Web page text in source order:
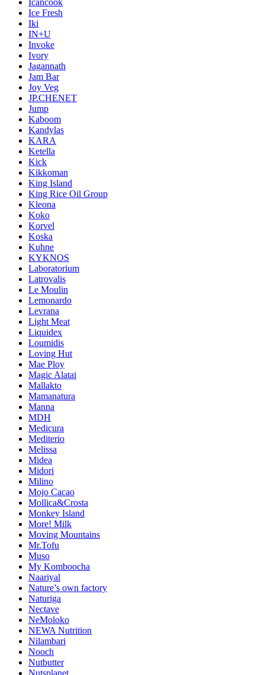
Icancook
Ice Fresh
Iki
IN+U
Invoke
Ivory
Jagannath
Jam Bar
Joy Veg
JP.CHENET
Jump
Kaboom
Kandylas
KARA
Ketella
Kick
Kikkoman
King Island
King Rice Oil Group
Kleona
Koko
Korvel
Koska
Kuhne
KYKNOS
Laboratorium
Latrovalis
Le Moulin
Lemonardo
Levrana
Light Meat
Liquidex
Loumidis
Loving Hut
Mae Ploy
Magic Alatai
Mallakto
Mamanatura
Manna
MDH
Medicura
Mediterio
Melissa
Midea
Midori
Milino
Mojo Cacao
Mollica&Crosta
Monkey Island
More! Milk
Moving Mountains
Mr.Tofu
Muso
My Komboocha
Naariyal
Nature’s own factory
Naturiga
Nectave
NeMoloko
NEWA Nutrition
Nilambari
Nooch
Nutbutter